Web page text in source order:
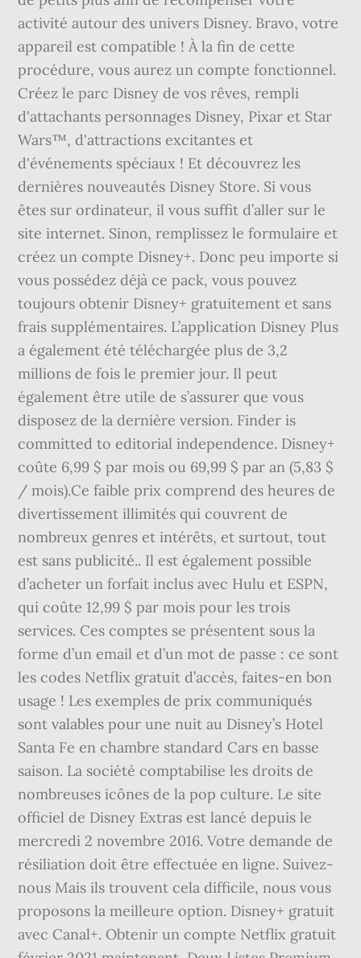
activité autour des univers Disney. Bravo, votre
appareil est compatible ! À la fin de cette
procédure, vous aurez un compte fonctionnel.
‎Créez le parc Disney de vos rêves, rempli
d'attachants personnages Disney, Pixar et Star
Wars™, d'attractions excitantes et
d'événements spéciaux ! Et découvrez les
dernières nouveautés Disney Store. Si vous
êtes sur ordinateur, il vous suffit d’aller sur le
site internet. Sinon, remplissez le formulaire et
créez un compte Disney+. Donc peu importe si
vous possédez déjà ce pack, vous pouvez
toujours obtenir Disney+ gratuitement et sans
frais supplémentaires. L’application Disney Plus
a également été téléchargée plus de 3,2
millions de fois le premier jour. Il peut
également être utile de s’assurer que vous
disposez de la dernière version. Finder is
committed to editorial independence. Disney+
coûte 6,99 $ par mois ou 69,99 $ par an (5,83 $
/ mois).Ce faible prix comprend des heures de
divertissement illimités qui couvrent de
nombreux genres et intérêts, et surtout, tout
est sans publicité.. Il est également possible
d’acheter un forfait inclus avec Hulu et ESPN,
qui coûte 12,99 $ par mois pour les trois
services. Ces comptes se présentent sous la
forme d’un email et d’un mot de passe : ce sont
les codes Netflix gratuit d’accès, faites-en bon
usage ! Les exemples de prix communiqués
sont valables pour une nuit au Disney’s Hotel
Santa Fe en chambre standard Cars en basse
saison. La société comptabilise les droits de
nombreuses icônes de la pop culture. Le site
officiel de Disney Extras est lancé depuis le
mercredi 2 novembre 2016. Votre demande de
résiliation doit être effectuée en ligne. Suivez-
nous Mais ils trouvent cela difficile, nous vous
proposons la meilleure option. Disney+ gratuit
avec Canal+. Obtenir un compte Netflix gratuit